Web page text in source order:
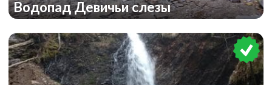
Водопад Девичьи слезы